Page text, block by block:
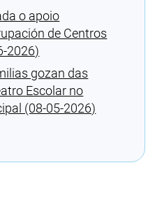
o apoio
de Centros
2026)
gozan das
Escolar no
(08-05-2026)